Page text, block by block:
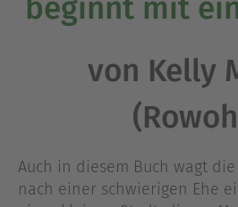
beginnt mit
von Kelly
Auch in diesem Buch wagt
nach einer schwierigen Ehe